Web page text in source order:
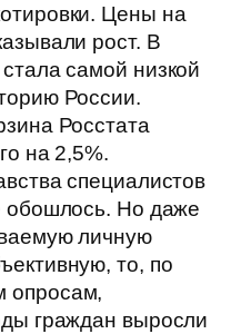
Цены на
рост. В
самой низкой
России.
Росстата
на 2,5%.
специалистов
обошлось. Но даже
личную
то, по
опросам,
граждан выросли